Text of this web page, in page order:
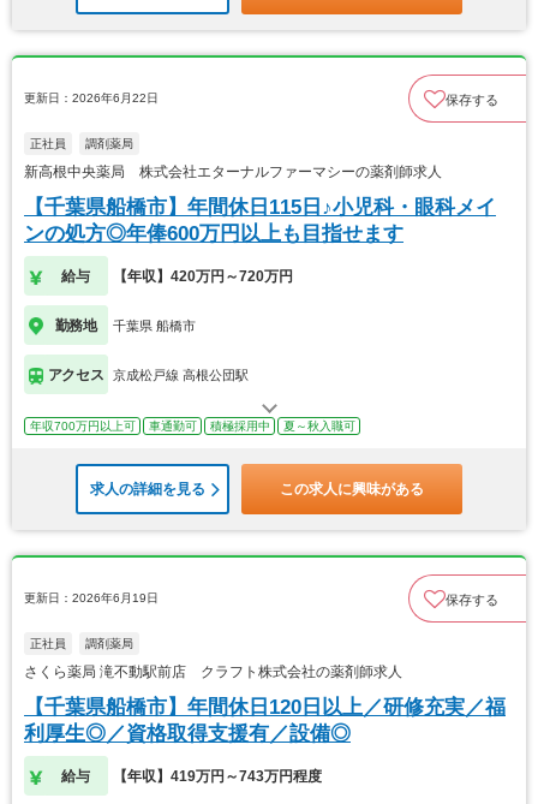
更新日：2026年6月22日 保存する
正社員 調剤薬局
新高根中央薬局 株式会社エターナルファーマシーの薬剤師求人
【千葉県船橋市】年間休日115日♪小児科・眼科メイ
ンの処方◎年俸600万円以上も目指せます
給与 【年収】420万円～720万円
勤務地 千葉県 船橋市
アクセス 京成松戸線 高根公団駅
年収700万円以上可 車通勤可 積極採用中 夏～秋入職可
求人の詳細を見る この求人に興味がある
更新日：2026年6月19日 保存する
正社員 調剤薬局
さくら薬局 滝不動駅前店 クラフト株式会社の薬剤師求人
【千葉県船橋市】年間休日120日以上／研修充実／福
利厚生◎／資格取得支援有／設備◎
給与 【年収】419万円～743万円程度